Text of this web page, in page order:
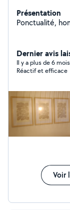
Présentation
Ponctualité,
Dernier avis
Il y a plus de 6 mois
Réactif et efficace
Voir